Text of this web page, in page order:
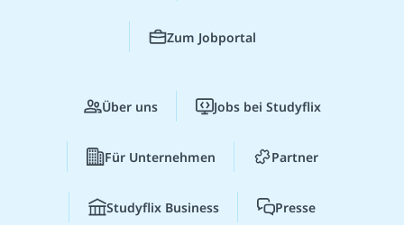
Zum Jobportal
Über uns Jobs bei Studyflix
Für Unternehmen Partner
Studyflix Business Presse